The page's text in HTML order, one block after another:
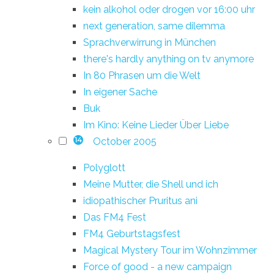
kein alkohol oder drogen vor 16:00 uhr
next generation, same dilemma
Sprachverwirrung in München
there's hardly anything on tv anymore
In 80 Phrasen um die Welt
In eigener Sache
Buk
Im Kino: Keine Lieder Über Liebe
14 October 2005
Polyglott
Meine Mutter, die Shell und ich
idiopathischer Pruritus ani
Das FM4 Fest
FM4 Geburtstagsfest
Magical Mystery Tour im Wohnzimmer
Force of good - a new campaign